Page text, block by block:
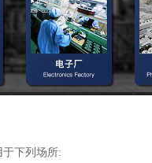
于下列场所: